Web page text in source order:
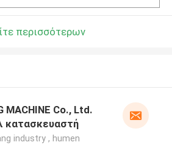
περισσότερων
MACHINE Co., Ltd.
κατασκευαστή
industry , humen